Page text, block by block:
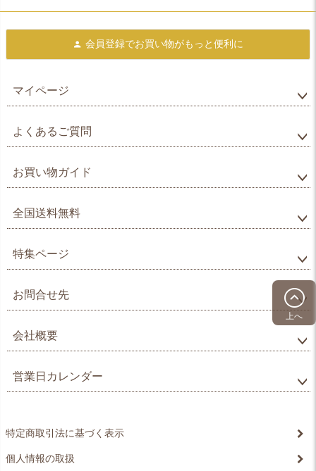
上へ
会員登録でお買い物がもっと便利に
マイページ
よくあるご質問
お買い物ガイド
全国送料無料
特集ページ
お問合せ先
会社概要
営業日カレンダー
特定商取引法に基づく表示
個人情報の取扱